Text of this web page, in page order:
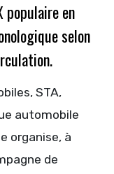
populaire en
selon
STA,
automobile
organise, à
de